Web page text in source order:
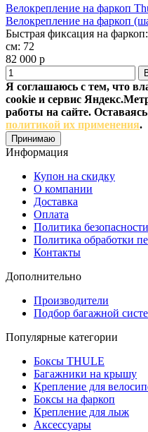
Велокрепление на фаркоп
Велокрепление на фаркоп
Быстрая фиксация на фаркоп:
см: 72
82 000 р
Я соглашаюсь с тем, что
cookie и сервис
работы на сайте.
политикой их применения.
Принимаю
Информация
Купон на скидку
О компании
Доставка
Оплата
Политика
Политика обработки
Контакты
Дополнительно
Производители
Подбор багажной
Популярные категории
Боксы THULE
Багажники на крышу
Крепление для
Боксы на фаркоп
Крепление для лыж
Аксессуары